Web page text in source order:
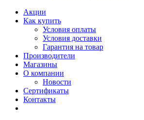
Акции
Как купить
Условия оплаты
Условия доставки
Гарантия на товар
Производители
Магазины
О компании
Новости
Сертификаты
Контакты